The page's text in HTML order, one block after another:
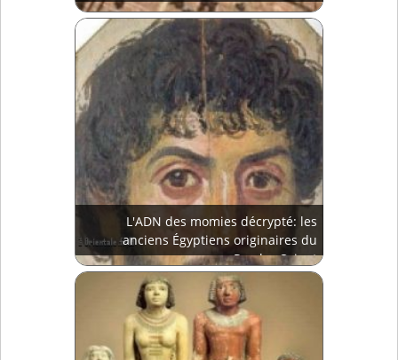
L'ADN des momies décrypté: les
anciens Égyptiens originaires du
Proche-Orient